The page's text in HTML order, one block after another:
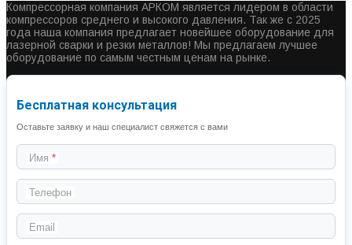
Компрессорная компания АРКОМ является лидером в области
компрессоров среднего и высокого давления. Так же с 2025
года наша компания предлагает новейшее оборудование для
лазерной сварки и резки металлов! Мы предлагаем лучшее
оборудование по самым честным ценам на рынке.
Бесплатная консультация
Оставьте заявку и наш специалист свяжется с вами
Имя
Телефон
Email